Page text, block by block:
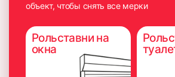
объект, чтобы снять все мерки
Рольставни на
окна